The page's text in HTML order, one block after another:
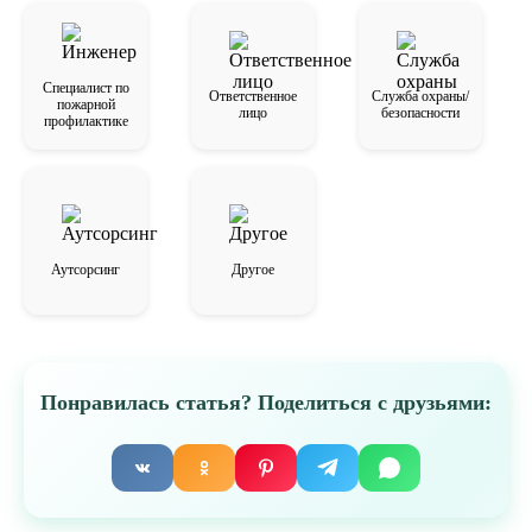
Специалист по
пожарной
профилактике
Ответственное
лицо
Служба охраны/
безопасности
Аутсорсинг Другое
Понравилась статья? Поделиться с друзьями: